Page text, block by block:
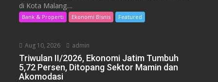
di Kota Malang....
Bank & Properti Ekonomi Bisnis Featured
Aug 10, 2026 admin
Triwulan II/2026, Ekonomi Jatim Tumbuh
5,72 Persen, Ditopang Sektor Mamin dan
Akomodasi